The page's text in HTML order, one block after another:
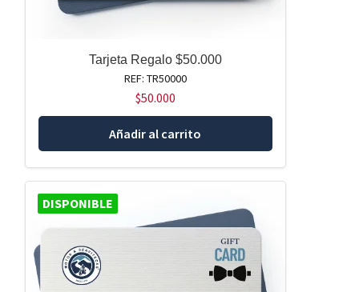
Tarjeta Regalo $50.000
REF: TR50000
$50.000
Añadir al carrito
DISPONIBLE